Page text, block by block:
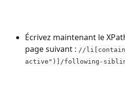
Écrivez maintenant le
page suivant : //
active")]/following-